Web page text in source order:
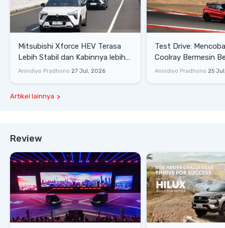
Mitsubishi Xforce HEV Terasa
Lebih Stabil dan Kabinnya lebih
Senyap
Anindiyo Pradhono 27 Jul, 2026
Test Drive: Mencoba Geely
Coolray Bermesin
di Sirkuit Mandalika
Anindiyo Pradhono 25
Artikel lainnya
Review